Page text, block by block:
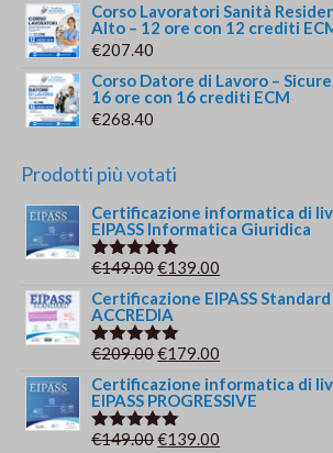
Corso Lavoratori Sanità
Alto – 12 ore con 12 crediti
€207.40
Corso Datore di Lavoro –
16 ore con 16 crediti ECM
€268.40
Prodotti più votati
Certificazione informatica di
EIPASS Informatica Giuridica
Valutato
€149.00Il
prezzo
originale
era:
€139.00
prezzo
Certificazione EIPASS
ACCREDIA
Valutato
€209.00Il
prezzo
originale
era:
€179.00
prezzo
attuale
Certificazione informatica di
EIPASS PROGRESSIVE
Valutato
€149.00Il
€139.00